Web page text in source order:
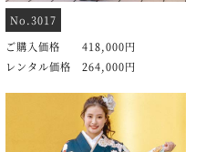
No.3017
ご購入価格 418,000円
レンタル価格 264,000円